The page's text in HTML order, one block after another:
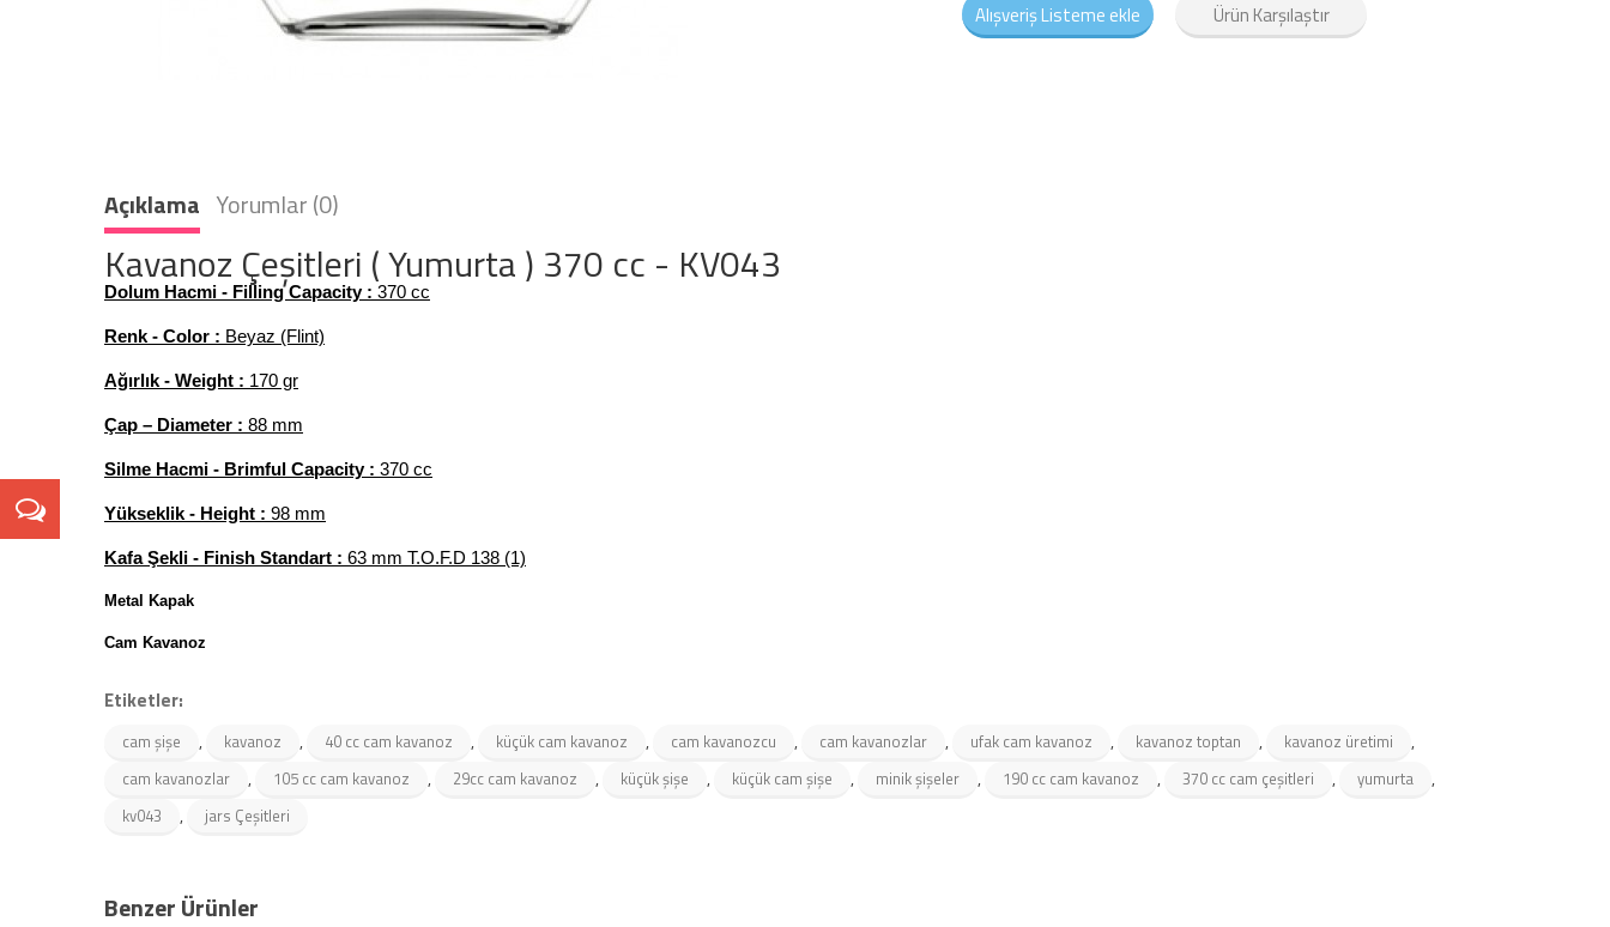
Alışveriş Listeme ekle Ürün Karşılaştır
Açıklama Yorumlar (0)
Kavanoz Çeşitleri ( Yumurta ) 370 cc - KV043
Dolum Hacmi - Filling Capacity : 370 cc
Renk - Color : Beyaz (Flint)
Ağırlık - Weight : 170 gr
Çap – Diameter : 88 mm
Silme Hacmi - Brimful Capacity : 370 cc
Yükseklik - Height : 98 mm
Kafa Şekli - Finish Standart : 63 mm T.O.F.D 138 (1)
Metal Kapak
Cam Kavanoz
Etiketler:
cam şişe , kavanoz , 40 cc cam kavanoz , küçük cam kavanoz , cam kavanozcu , cam kavanozlar , ufak cam kavanoz , kavanoz toptan , kavanoz üretimi ,
cam kavanozlar , 105 cc cam kavanoz , 29cc cam kavanoz , küçük şişe , küçük cam şişe , minik şişeler , 190 cc cam kavanoz , 370 cc cam çeşitleri , yumurta ,
kv043 , jars Çeşitleri
Benzer Ürünler